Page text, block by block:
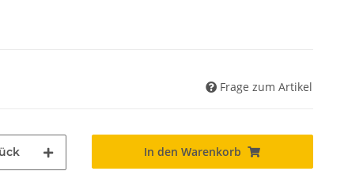
Frage zum Artikel
In den Warenkorb